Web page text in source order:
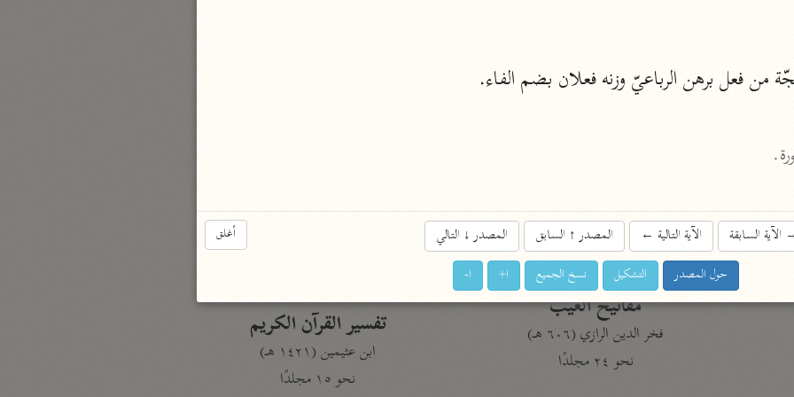
ابن جُزَيّ (٧٤١ هـ)
روح المعاني
الآلوسي (١٢٧٠ هـ)
نحو ٢٨ مجلدًا
مفاتيح الغيب
فخر الدين الرازي (٦٠٦ هـ)
نحو ٢٤ مجلدًا
تفسير القرآن الكريم
ابن عثيمين (١٤٢١ هـ)
نحو ١٥ مجلدًا
من فعل برهن الرباعيّ وزنه فعلان بضم الفاء.
أغلق الآية السابقة الآية التالية ← المصدر↑السابق المصدر↓التالي
حول المصدر التشكيل نسخ الجميع ا+ ا-